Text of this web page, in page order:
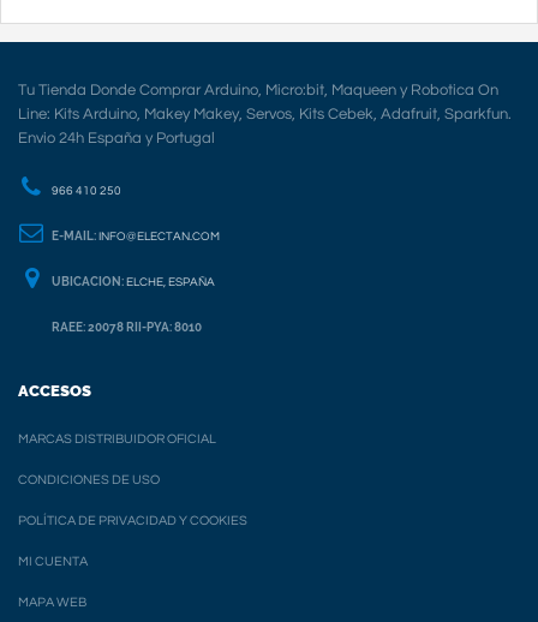
Tu Tienda Donde Comprar Arduino, Micro:bit, Maqueen y Robotica On
Line: Kits Arduino, Makey Makey, Servos, Kits Cebek, Adafruit, Sparkfun.
Envio 24h España y Portugal
966 410 250
E-MAIL: INFO@ELECTAN.COM
UBICACION: ELCHE, ESPAÑA
RAEE: 20078 RII-PYA: 8010
ACCESOS
MARCAS DISTRIBUIDOR OFICIAL
CONDICIONES DE USO
POLÍTICA DE PRIVACIDAD Y COOKIES
MI CUENTA
MAPA WEB